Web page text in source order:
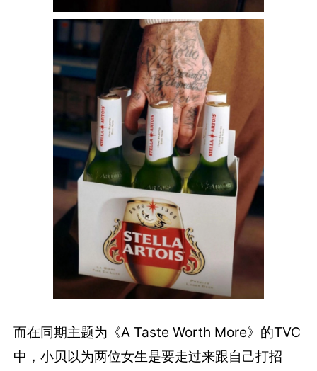
而在同期主题为《A Taste Worth More》的TVC
中，小贝以为两位女生是要走过来跟自己打招